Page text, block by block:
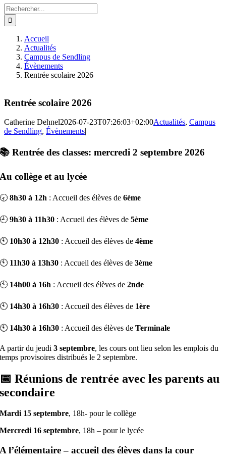
Rechercher:
Accueil
Actualités
Campus de Sendling
Évènements
Rentrée scolaire 2026
Rentrée scolaire 2026
Catherine Dehnel2026-07-23T07:26:03+02:00Actualités, Campus
de Sendling, Évènements|
📚 Rentrée des classes: mercredi 2 septembre 2026
Au collège et au lycée
🕣8h30 à 12h : Accueil des élèves de6ème
🕘9h30 à 11h30 : Accueil des élèves de 5ème
🕙 10h30 à 12h30 : Accueil des élèves de4ème
🕙 11h30 à 13h30 : Accueil des élèves de3ème
🕙 14h00 à 16h : Accueil des élèves de2nde
🕙 14h30 à 16h30 : Accueil des élèves de 1ère
🕙 14h30 à 16h30 : Accueil des élèves deTerminale
A partir du jeudi3 septembre, les cours ont lieu selon les emplois du
temps provisoires distribués le 2 septembre.
📅 Réunions de rentrée avec les parents au
secondaire
Mardi 15 septembre, 18h- pour le collège
Mercredi 16 septembre, 18h – pour le lycée
A l’élémentaire – accueil des élèves dans la cour